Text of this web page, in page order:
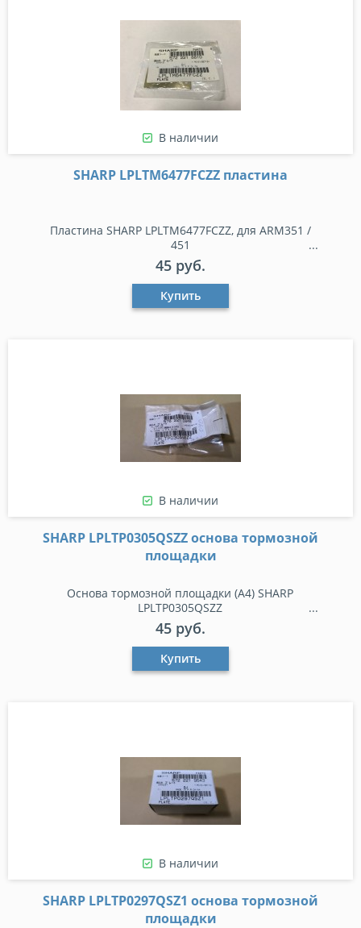
В наличии
SHARP LPLTM6477FCZZ пластина
Пластина SHARP LPLTM6477FCZZ, для ARM351 /
451
45 руб.
Купить
В наличии
SHARP LPLTP0305QSZZ основа тормозной
площадки
Основа тормозной площадки (A4) SHARP
LPLTP0305QSZZ
45 руб.
Купить
В наличии
SHARP LPLTP0297QSZ1 основа тормозной
площадки